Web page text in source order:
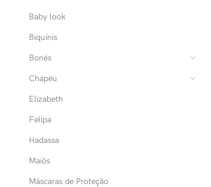
Baby look
Biquínis
Bonés
Chapéu
Elizabeth
Felipa
Hadassa
Maiôs
Máscaras de Proteção